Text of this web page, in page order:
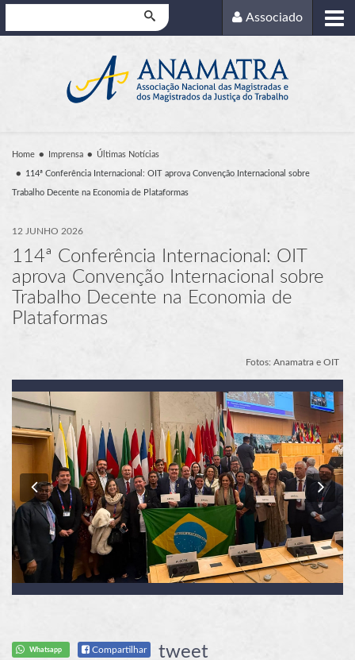
Associado
Home Imprensa Últimas Notícias
114ª Conferência Internacional: OIT aprova Convenção Internacional sobre
Trabalho Decente na Economia de Plataformas
12 JUNHO 2026
114ª Conferência Internacional: OIT
aprova Convenção Internacional sobre
Trabalho Decente na Economia de
Plataformas
Fotos: Anamatra e OIT
Previous
Whatsapp Compartilhar tweet